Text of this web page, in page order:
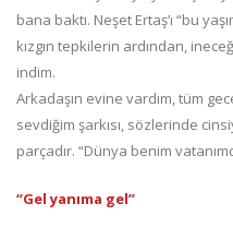
bana baktı. Neşet Ertaş’ı “bu
kızgın tepkilerin ardından,
indim.
Arkadaşın evine vardım, tüm
sevdiğim şarkısı, sözlerinde
parçadır. “Dünya benim
“Gel yanıma gel”